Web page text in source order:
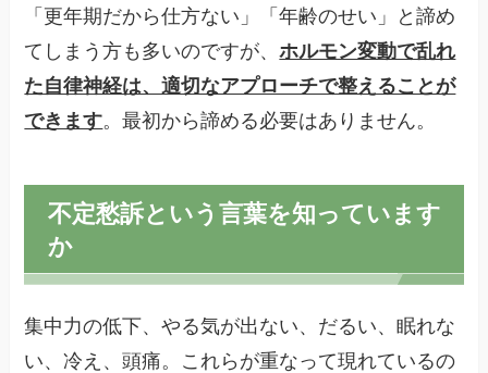
「更年期だから仕方ない」「年齢のせい」と諦め
てしまう方も多いのですが、ホルモン変動で乱れ
た自律神経は、適切なアプローチで整えることが
できます。最初から諦める必要はありません。
不定愁訴という言葉を知っています
か
集中力の低下、やる気が出ない、だるい、眠れな
い、冷え、頭痛。これらが重なって現れているの